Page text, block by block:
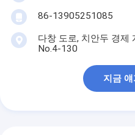
86-13905251085
다창 도로, 치안두 경제
No.4-130
지금 얘